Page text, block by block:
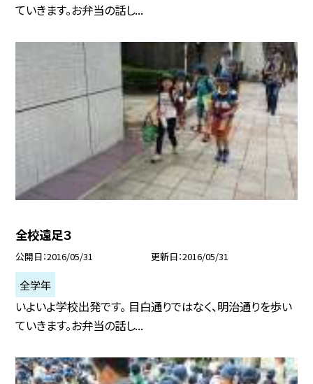
ていきます。お弁当の話し...
全校遠足３
公開日 2016/05/31 更新日 2016/05/31
全学年
いよいよ学校出発です。 目白通りではなく、明治通りを歩い
ていきます。お弁当の話し...